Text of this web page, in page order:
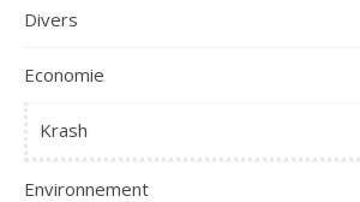
Divers
Economie
Krash
Environnement